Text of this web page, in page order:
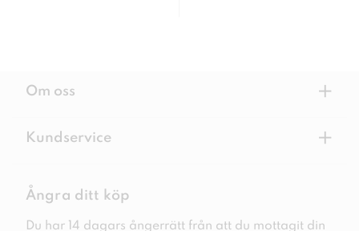
Om oss +
Kundservice +
Ångra ditt köp
Du har 14 dagars ångerrätt från att du mottagit din